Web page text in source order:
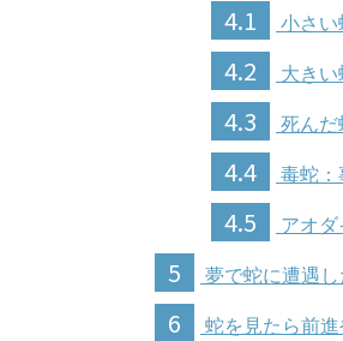
4.1 小さい
4.2 大きい
4.3 死んだ
4.4 毒蛇：
4.5 アオ
5 夢で蛇に遭遇
6 蛇を見たら前